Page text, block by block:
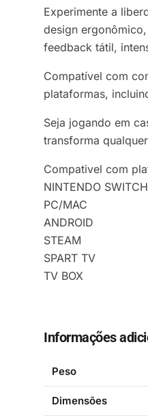
Experimente a
design
feedback tátil,
Compatível com
plataformas,
Seja jogando em
transforma
Compativel com
NINTENDO SWITCH
PC/MAC
ANDROID
STEAM
SPART TV
TV BOX
Informações
Peso
Dimensões